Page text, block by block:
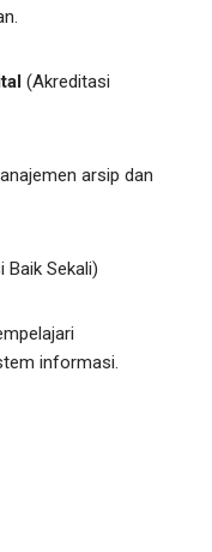
(Akreditasi
arsip dan
Baik Sekali)
informasi.